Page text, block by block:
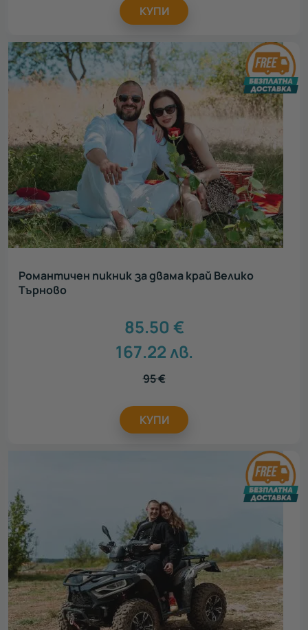
КУПИ
Романтичен пикник за двама край Велико
Търново
85.50 €
167.22лв.
95€
КУПИ